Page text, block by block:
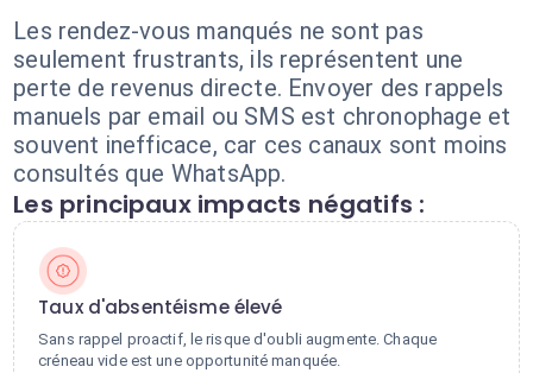
Les rendez-vous manqués ne sont pas
seulement frustrants, ils représentent une
perte de revenus directe. Envoyer des rappels
manuels par email ou SMS est chronophage et
souvent inefficace, car ces canaux sont moins
consultés que WhatsApp.
Les principaux impacts négatifs :
Taux d'absentéisme élevé
Sans rappel proactif, le risque d'oubli augmente. Chaque
créneau vide est une opportunité manquée.